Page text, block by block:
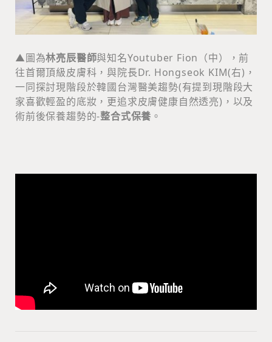
▲圖為林亮辰醫師與知名Youtuber Fion（中），前
往首爾頂級皮膚科，與院長Dr. Hongseok KIM(右)，
一同探討現階段於韓國台灣醫美趨勢(有提到現階段大
家喜歡輕盈的底妝，更追求皮膚健康自然透亮)，以及
術前後保養趨勢的-整合式保養 。